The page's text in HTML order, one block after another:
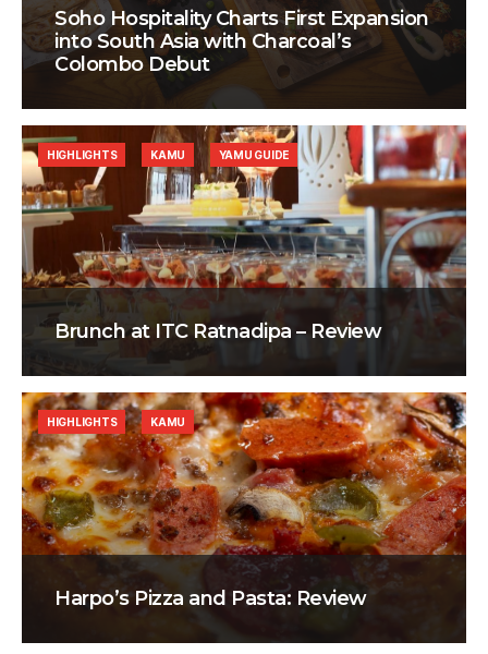
Soho Hospitality Charts First Expansion
into South Asia with Charcoal’s
Colombo Debut
Brunch at ITC Ratnadipa – Review
HIGHLIGHTS KAMU YAMU GUIDE
Harpo’s Pizza and Pasta: Review
HIGHLIGHTS KAMU